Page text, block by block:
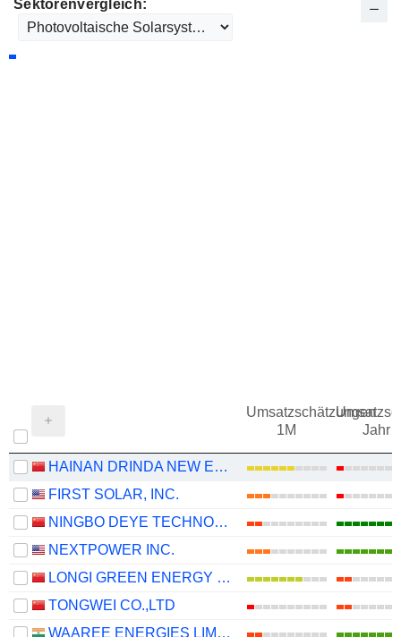
Sektorenvergleich:
Umsatzschätzungen
1M
Jahr
HAINAN DRINDA NEW ENERGY TECHNOLOGY CO., LTD.
FIRST SOLAR, INC.
NINGBO DEYE TECHNOLOGY GROUP CO., LTD.
NEXTPOWER INC.
LONGI GREEN ENERGY TECHNOLOGY CO., LTD.
TONGWEI CO.,LTD
WAAREE ENERGIES LIMITED